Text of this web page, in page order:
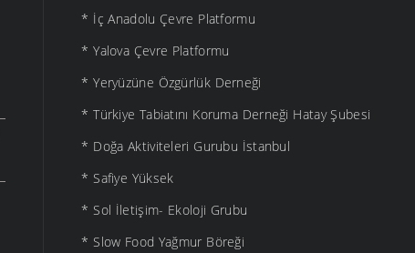
* İç Anadolu Çevre Platformu
* Yalova Çevre Platformu
* Yeryüzüne Özgürlük Derneği
* Türkiye Tabiatını Koruma Derneği Hatay Şubesi
* Doğa Aktiviteleri Gurubu İstanbul
* Safiye Yüksek
* Sol İletişim- Ekoloji Grubu
* Slow Food Yağmur Böreği